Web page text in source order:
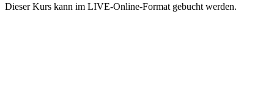
Dieser Kurs kann im LIVE-Online-Format gebucht werden.